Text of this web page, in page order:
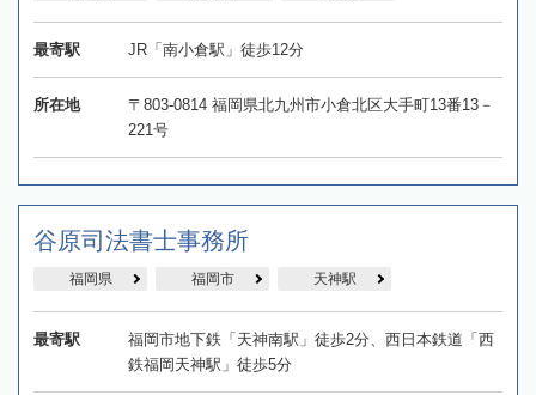
最寄駅 JR「南小倉駅」徒歩12分
所在地
〒803-0814 福岡県北九州市小倉北区大手町13番13－
221号
谷原司法書士事務所
福岡県 福岡市 天神駅
最寄駅
福岡市地下鉄「天神南駅」徒歩2分、西日本鉄道「西
鉄福岡天神駅」徒歩5分